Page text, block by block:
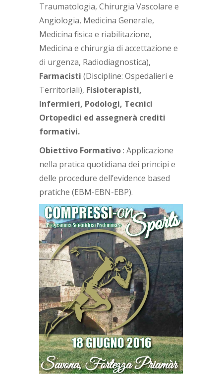
Traumatologia, Chirurgia Vascolare e
Angiologia, Medicina Generale,
Medicina fisica e riabilitazione,
Medicina e chirurgia di accettazione e
di urgenza, Radiodiagnostica),
Farmacisti (Discipline: Ospedalieri e
Territoriali), Fisioterapisti,
Infermieri, Podologi, Tecnici
Ortopedici ed assegnerà crediti
formativi.
Obiettivo Formativo: Applicazione
nella pratica quotidiana dei principi e
delle procedure dell’evidence based
pratiche (EBM-EBN-EBP).